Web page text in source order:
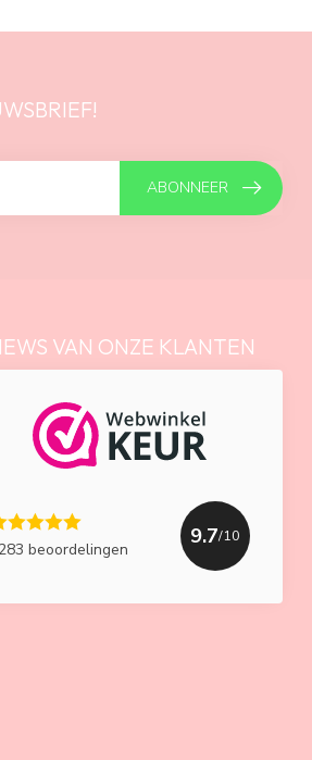
ABONNEER
VAN ONZE KLANTEN
beoordelingen
9.7/10